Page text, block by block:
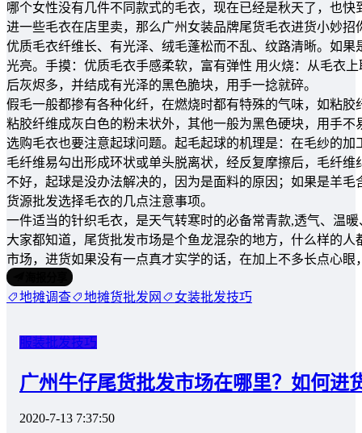
哪个女性没有几件不同款式的毛衣，现在已经是秋天了，也
进一些毛衣在店里卖，那么广州女装品牌尾货毛衣进货小妙
优质毛衣纤维长、有光泽、绒毛蓬松而不乱、纹路清晰。如
光亮。手摸：优质毛衣手感柔软，富有弹性 用火烧：从毛衣
后灰烬多，并结成有光泽的黑色脆块，用手一捻就碎。
假毛一般都掺有各种化纤，在燃烧时都有特殊的气味，如粘
粘胶纤维成灰白色的粉未状外，其他一般为黑色硬块，用手
选购毛衣也要注意起球问题。起毛起球的机理是：在毛纱的
毛纤维易勾出形成环状或单头脱离状，经反复摩擦后，毛纤
不好，起球是没办法解决的，因为是面料的原因；如果是羊
货源批发选择毛衣的几点注意事项。
一件适当的针织毛衣，是天气转寒时的必备常青款,透气、温
大家都知道，尾货批发市场是个鱼龙混杂的地方，什么样的
市场，进货如果没有一点真才实学的话，在加上不多长点心
地摊调查 地摊货批发网 女装批发技巧
服装批发技巧
广州牛仔尾货批发市场在哪里？如何进
2020-7-13 7:37:50